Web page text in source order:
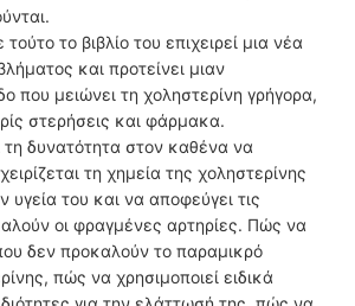
το βιβλίο του επιχειρεί μια νέα
και προτείνει μιαν
που μειώνει τη χοληστερίνη γρήγορα,
στερήσεις και φάρμακα.
τη δυνατότητα στον καθένα να
τη χημεία της χοληστερίνης
υγεία του και να αποφεύγει τις
οι φραγμένες αρτηρίες. Πώς να
δεν προκαλούν το παραμικρό
πώς να χρησιμοποιεί ειδικά